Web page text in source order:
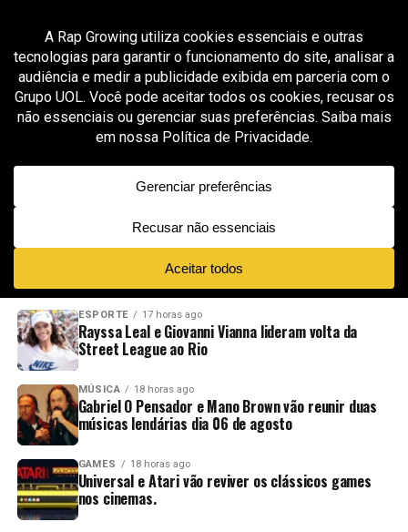
All posts tagged "Camarote"
ENTRETENIMENTO 9 meses ago
Planeta Atlântida 2026: vendas de ingressos
começam nesta segunda-feira (3)
NOVIDADES EM ALTA VÍDEOS
ESPORTE 17 horas ago
Rayssa Leal e Giovanni Vianna lideram volta da
Street League ao Rio
MÚSICA 18 horas ago
Gabriel O Pensador e Mano Brown vão reunir duas
músicas lendárias dia 06 de agosto
GAMES 18 horas ago
Universal e Atari vão reviver os clássicos games
nos cinemas.